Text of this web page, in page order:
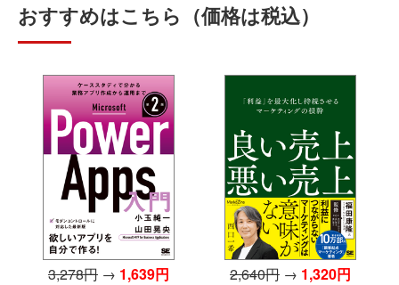
おすすめはこちら（価格は税込）
3,278円 → 1,639円 2,640円 → 1,320円